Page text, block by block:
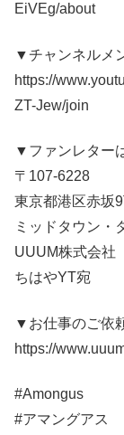
EiVEg/about
▼チャンネルメ
https://
ZT-Jew/join
▼ファンレター
〒107-6228
東京都港区赤坂
ミッドタウン・
UUUM株式会社
ちはやYT宛
▼お仕事のご依
https://
#Amongus
#アマングアス